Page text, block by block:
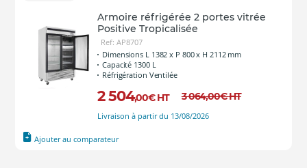
Armoire réfrigérée 2 portes vitrée
Positive Tropicalisée
Ref: AP8707
Dimensions L 1382 x P 800 x H 2112 mm
Capacité 1300 L
Réfrigération Ventilée
2 504,00€ HT 3 064,00€HT
Livraison à partir du 13/08/2026
Ajouter au comparateur